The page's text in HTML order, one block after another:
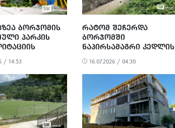
ᲑᲝᲠᲯᲝᲛᲘᲡ
ᲞᲐᲠᲙᲘᲡ
– ᲤᲝᲢᲝ
/ 14:53
ᲠᲐᲢᲝᲛ ᲨᲔᲩᲔᲠᲓᲐ
ᲑᲝᲠᲯᲝᲛᲨᲘ
ᲜᲐᲞᲘᲠᲡᲐᲛᲐᲒᲠᲘ ᲙᲔᲓᲚᲘᲡ
ᲠᲔᲐᲑᲘᲚᲘᲢᲐᲪᲘᲘᲡ
ᲞᲠᲝᲪᲔᲡᲘ
16.07.2026 / 04:30